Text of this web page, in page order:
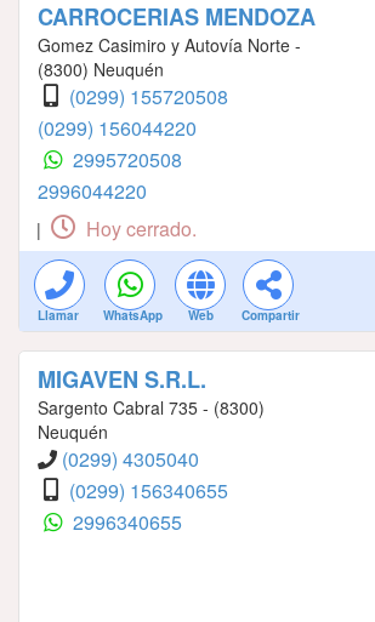
CARROCERIAS MENDOZA
Gomez Casimiro y Autovía Norte -
(8300) Neuquén
(0299) 155720508
(0299) 156044220
2995720508
2996044220
| Hoy cerrado.
Llamar WhatsApp Web Compartir
MIGAVEN S.R.L.
Sargento Cabral 735 - (8300)
Neuquén
(0299) 4305040
(0299) 156340655
2996340655